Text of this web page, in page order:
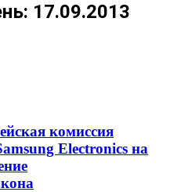
17.09.2013
комиссия
Electronics на